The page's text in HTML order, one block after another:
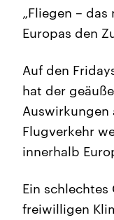
„Fliegen –
Europas den
Auf den
hat der
Auswirkungen
Flugverkehr
innerhalb
Ein
freiwilligen